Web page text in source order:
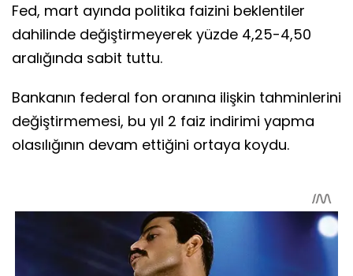
Fed, mart ayında politika faizini beklentiler
dahilinde değiştirmeyerek yüzde 4,25-4,50
aralığında sabit tuttu.
Bankanın federal fon oranına ilişkin tahminlerini
değiştirmemesi, bu yıl 2 faiz indirimi yapma
olasılığının devam ettiğini ortaya koydu.